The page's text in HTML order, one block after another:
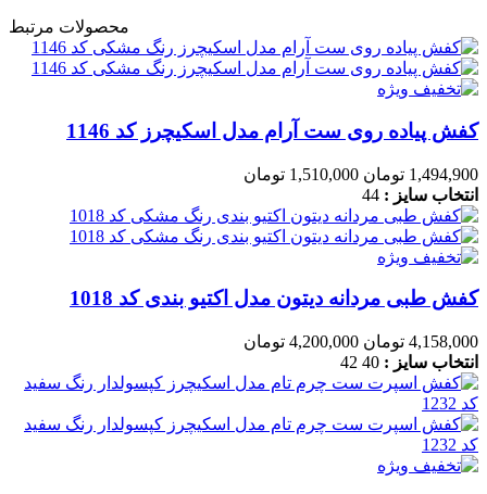
محصولات مرتبط
کفش پیاده روی ست آرام مدل اسکیچرز کد 1146
1,494,900 تومان
1,510,000 تومان
انتخاب سایز : 44
کفش طبی مردانه دیتون مدل اکتیو بندی کد 1018
4,158,000 تومان
4,200,000 تومان
انتخاب سایز : 40
42